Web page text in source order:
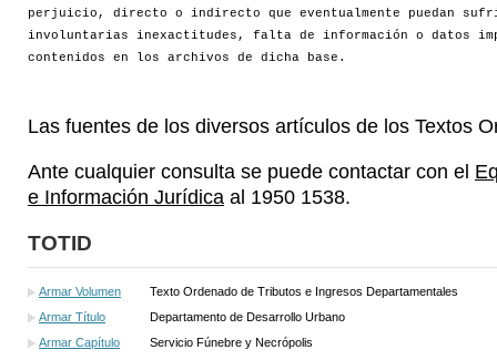
perjuicio, directo o indirecto que eventualmente puedan
involuntarias inexactitudes, falta de información o datos
contenidos en los archivos de dicha base.
Las fuentes de los diversos artículos de los Textos
Ante cualquier consulta se puede contactar con el
e Información Jurídica al 1950 1538.
TOTID
Armar Volumen
Texto Ordenado de Tributos e Ingresos Departamentales
Armar Título
Departamento de Desarrollo Urbano
Armar Capítulo
Servicio Fúnebre y Necrópolis